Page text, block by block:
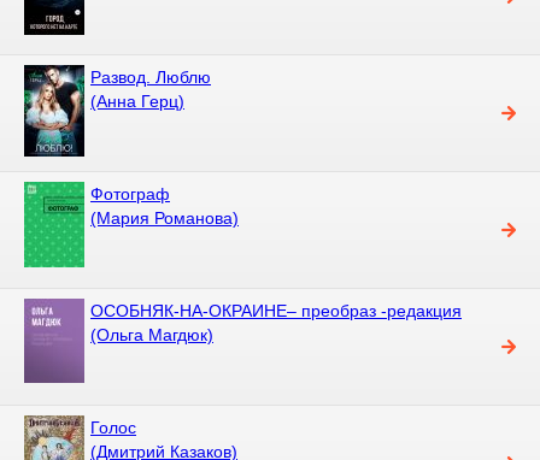
Развод. Люблю
(Анна Герц)
Фотограф
(Мария Романова)
ОСОБНЯК-НА-ОКРАИНЕ– преобраз -редакция
(Ольга Магдюк)
Голос
(Дмитрий Казаков)